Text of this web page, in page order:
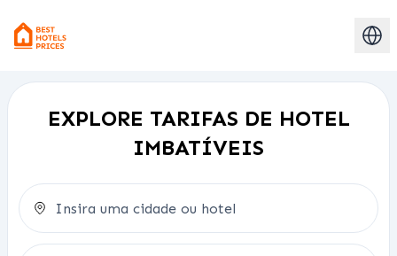
EXPLORE TARIFAS DE HOTEL
IMBATÍVEIS